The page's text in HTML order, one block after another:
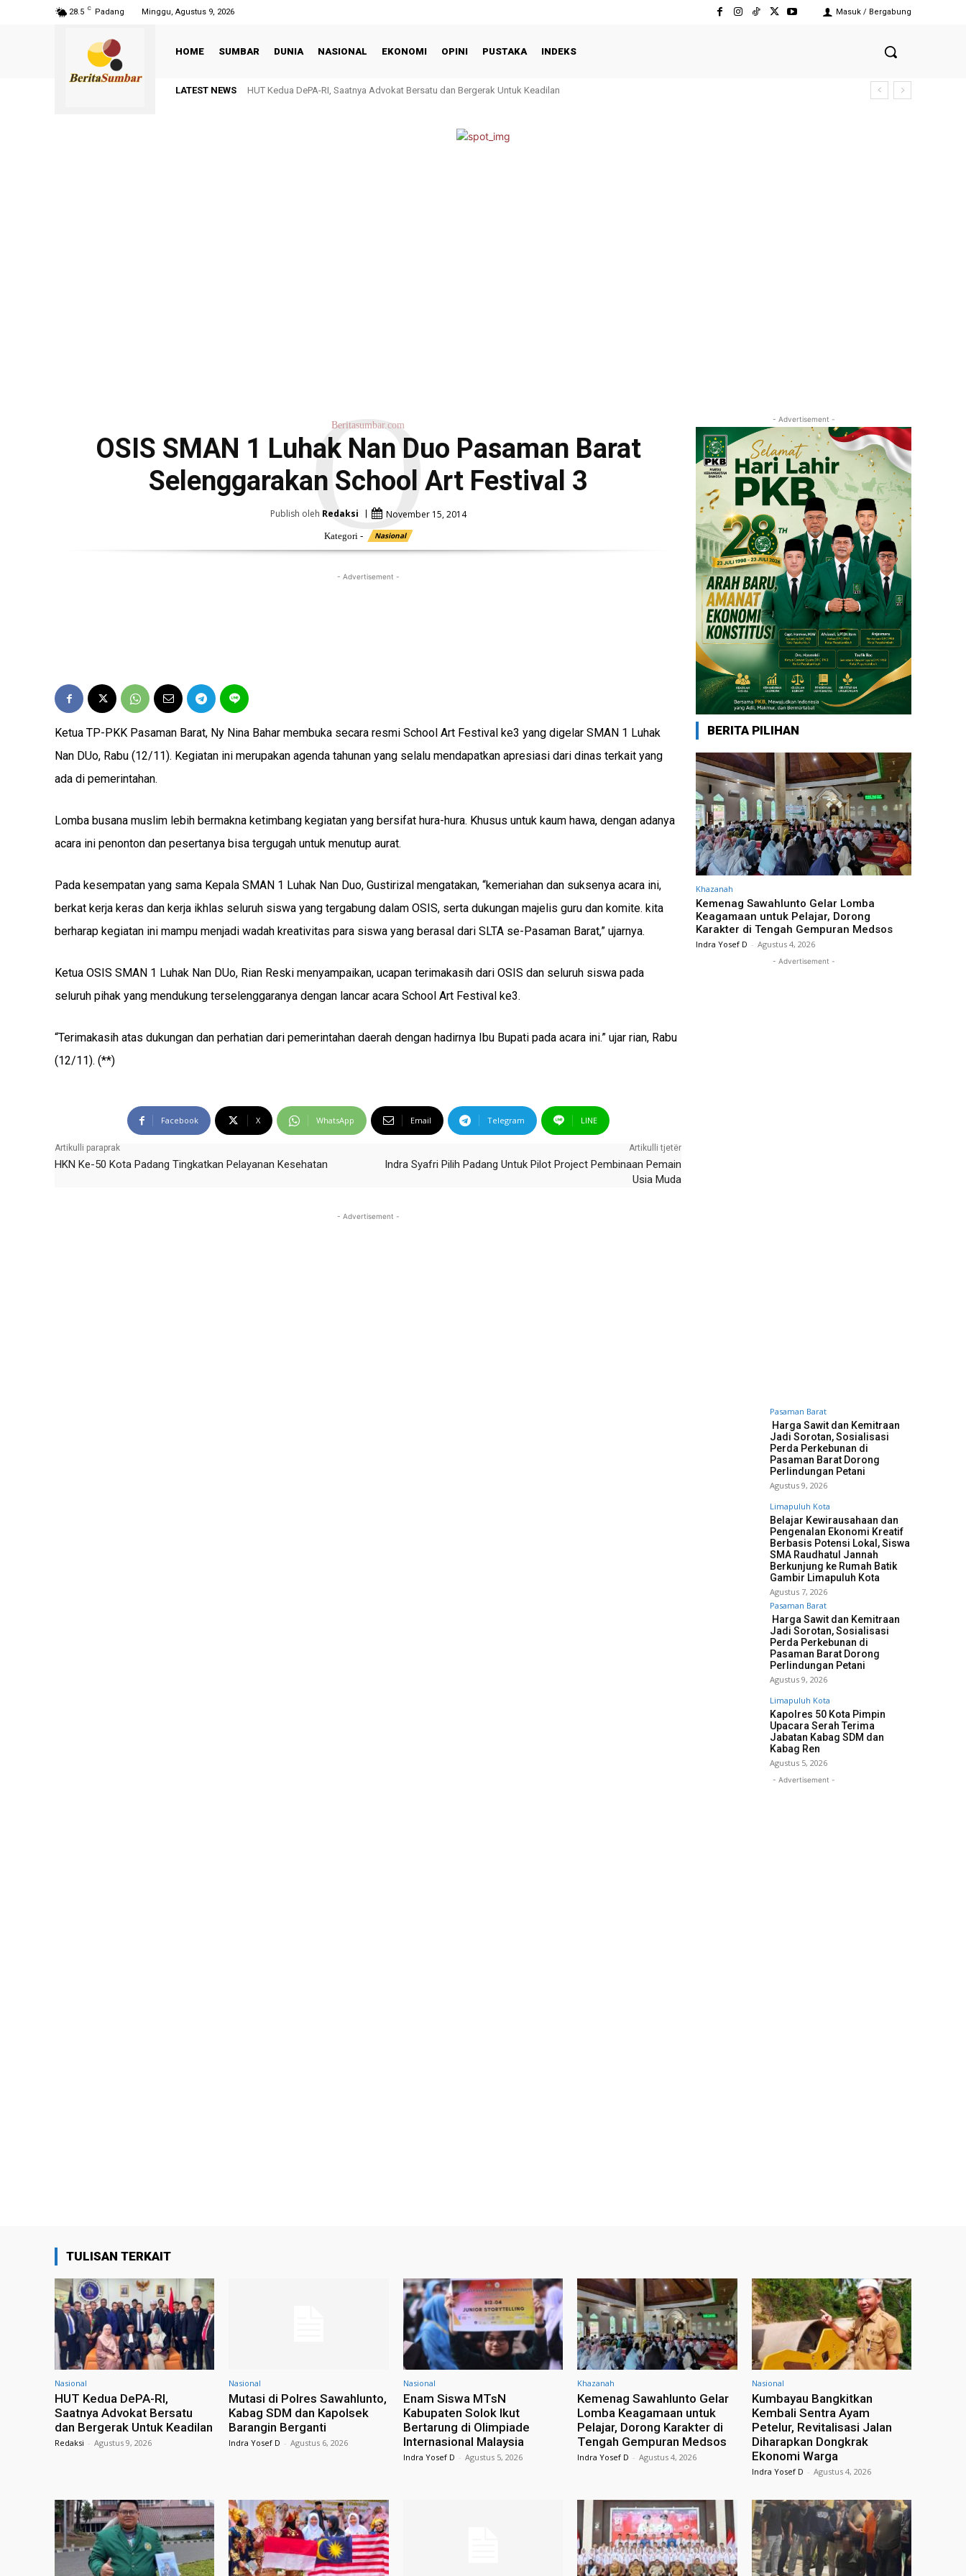
28.5 C Padang Minggu, Agustus 9, 2026 Masuk / Bergabung
HOME SUMBAR DUNIA NASIONAL EKONOMI OPINI PUSTAKA INDEKS
LATEST NEWS HUT Kedua DePA-RI, Saatnya Advokat Bersatu dan Bergerak Untuk Keadilan
FABA PLTU Ombilin Jadi Batako, UMKM Andi Irawan Tumbuh dari Rp 2 Juta ke Rp 20 Juta Sebulan
Beritasumbar.com
OSIS SMAN 1 Luhak Nan Duo Pasaman Barat
Selenggarakan School Art Festival 3
O
Publish oleh Redaksi November 15, 2014
Kategori - Nasional
- Advertisement -
Ketua TP-PKK Pasaman Barat, Ny Nina Bahar membuka secara resmi School Art Festival ke3 yang digelar SMAN 1 Luhak
Nan DUo, Rabu (12/11). Kegiatan ini merupakan agenda tahunan yang selalu mendapatkan apresiasi dari dinas terkait yang
ada di pemerintahan.
Lomba busana muslim lebih bermakna ketimbang kegiatan yang bersifat hura-hura. Khusus untuk kaum hawa, dengan adanya
acara ini penonton dan pesertanya bisa tergugah untuk menutup aurat.
Pada kesempatan yang sama Kepala SMAN 1 Luhak Nan Duo, Gustirizal mengatakan, “kemeriahan dan suksenya acara ini,
berkat kerja keras dan kerja ikhlas seluruh siswa yang tergabung dalam OSIS, serta dukungan majelis guru dan komite. kita
berharap kegiatan ini mampu menjadi wadah kreativitas para siswa yang berasal dari SLTA se-Pasaman Barat,” ujarnya.
Ketua OSIS SMAN 1 Luhak Nan DUo, Rian Reski menyampaikan, ucapan terimakasih dari OSIS dan seluruh siswa pada
seluruh pihak yang mendukung terselenggaranya dengan lancar acara School Art Festival ke3.
“Terimakasih atas dukungan dan perhatian dari pemerintahan daerah dengan hadirnya Ibu Bupati pada acara ini.” ujar rian, Rabu
(12/11). (**)
Facebook X WhatsApp Email Telegram LINE
Artikulli paraprak
HKN Ke-50 Kota Padang Tingkatkan Pelayanan Kesehatan
Artikulli tjetër
Indra Syafri Pilih Padang Untuk Pilot Project Pembinaan Pemain
Usia Muda
- Advertisement -
- Advertisement -
BERITA PILIHAN
Khazanah
Kemenag Sawahlunto Gelar Lomba
Keagamaan untuk Pelajar, Dorong
Karakter di Tengah Gempuran Medsos
Indra Yosef D - Agustus 4, 2026
- Advertisement -
Pasaman Barat
Harga Sawit dan Kemitraan
Jadi Sorotan, Sosialisasi
Perda Perkebunan di
Pasaman Barat Dorong
Perlindungan Petani
Agustus 9, 2026
Limapuluh Kota
Belajar Kewirausahaan dan
Pengenalan Ekonomi Kreatif
Berbasis Potensi Lokal, Siswa
SMA Raudhatul Jannah
Berkunjung ke Rumah Batik
Gambir Limapuluh Kota
Agustus 7, 2026
Pasaman Barat
Harga Sawit dan Kemitraan
Jadi Sorotan, Sosialisasi
Perda Perkebunan di
Pasaman Barat Dorong
Perlindungan Petani
Agustus 9, 2026
Limapuluh Kota
Kapolres 50 Kota Pimpin
Upacara Serah Terima
Jabatan Kabag SDM dan
Kabag Ren
Agustus 5, 2026
- Advertisement -
TULISAN TERKAIT
Nasional
HUT Kedua DePA-RI,
Saatnya Advokat Bersatu
dan Bergerak Untuk Keadilan
Redaksi - Agustus 9, 2026
Nasional
Mutasi di Polres Sawahlunto,
Kabag SDM dan Kapolsek
Barangin Berganti
Indra Yosef D - Agustus 6, 2026
Nasional
Enam Siswa MTsN
Kabupaten Solok Ikut
Bertarung di Olimpiade
Internasional Malaysia
Indra Yosef D - Agustus 5, 2026
Khazanah
Kemenag Sawahlunto Gelar
Lomba Keagamaan untuk
Pelajar, Dorong Karakter di
Tengah Gempuran Medsos
Indra Yosef D - Agustus 4, 2026
Nasional
Kumbayau Bangkitkan
Kembali Sentra Ayam
Petelur, Revitalisasi Jalan
Diharapkan Dongkrak
Ekonomi Warga
Indra Yosef D - Agustus 4, 2026